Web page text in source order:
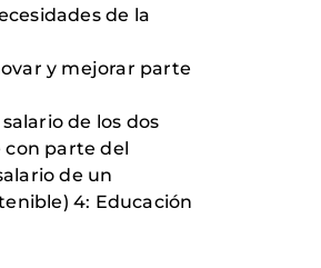
de la
y mejorar parte
de los dos
con parte del
de un
4: Educación